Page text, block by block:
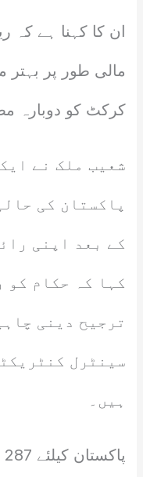
ان کا کہنا ہے کہ
مالی طور پر بہتر
کرکٹ کو دوبارہ
شعیب ملک نے
پاکستان کی
کے بعد اپنی
کہا کہ حکام کو
ترجیح دینی
سینٹرل
ہیں۔